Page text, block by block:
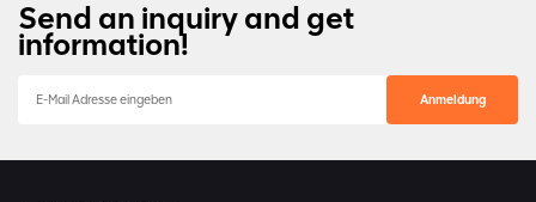
Send an inquiry and get
information!